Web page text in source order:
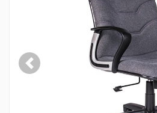
Previous